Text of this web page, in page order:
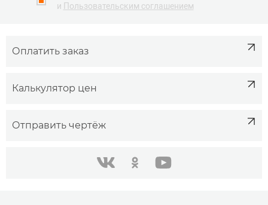
и Пользовательским соглашением
Оплатить заказ
Калькулятор цен
Отправить чертёж
в контакте одноклассники youtube